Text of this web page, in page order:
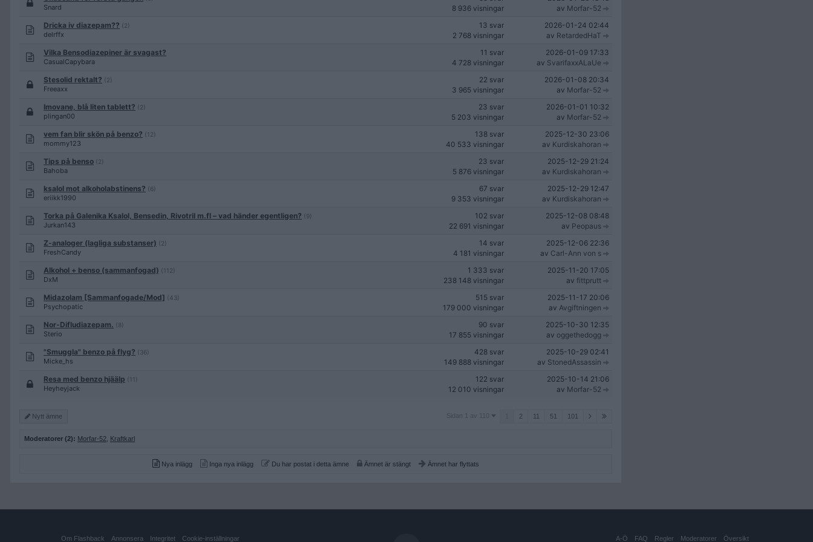
Snard
8 936 visningar
av Morfar-52
Dricka iv diazepam?? (2)
delrffx
13 svar
2 768 visningar
2026-01-24 02:44
av RetardedHaT
Vilka Bensodiazepiner är svagast?
CasualCapybara
11 svar
4 728 visningar
2026-01-09 17:33
av SvarifaxxALaUe
Stesolid rektalt? (2)
Freeaxx
22 svar
3 965 visningar
2026-01-08 20:34
av Morfar-52
Imovane, blå liten tablett? (2)
plingan00
23 svar
5 203 visningar
2026-01-01 10:32
av Morfar-52
vem fan blir skön på benzo? (12)
mommy123
138 svar
40 533 visningar
2025-12-30 23:06
av Kurdiskahoran
Tips på benso (2)
Bahoba
23 svar
5 876 visningar
2025-12-29 21:24
av Kurdiskahoran
ksalol mot alkoholabstinens? (6)
eriikk1990
67 svar
9 353 visningar
2025-12-29 12:47
av Kurdiskahoran
Torka på Galenika Ksalol, Bensedin, Rivotril m.fl – vad händer egentligen? (9)
Jurkan143
102 svar
22 691 visningar
2025-12-08 08:48
av Peopaus
Z-analoger (lagliga substanser) (2)
FreshCandy
14 svar
4 181 visningar
2025-12-06 22:36
av Carl-Ann von s
Alkohol + benso (sammanfogad) (112)
DxM
1 333 svar
238 148 visningar
2025-11-20 17:05
av fittprutt
Midazolam [Sammanfogade/Mod] (43)
Psychopatic
515 svar
179 000 visningar
2025-11-17 20:06
av Avgiftningen
Nor-Difludiazepam. (8)
Sterio
90 svar
17 855 visningar
2025-10-30 12:35
av oggethedogg
"Smuggla" benzo på flyg? (36)
Micke_hs
428 svar
149 888 visningar
2025-10-29 02:41
av StonedAssassin
Resa med benzo hjäälp (11)
Heyheyjack
122 svar
12 010 visningar
2025-10-14 21:06
av Morfar-52
Nytt ämne
Sidan
Sidan 1 av 110 2 11 51 101
Moderatorer (2): Morfar-52 Kraftkarl
Nya inlägg Inga nya inlägg Du har postat i detta ämne Ämnet är stängt Ämnet har flyttats
Om Flashback Annonsera Integritet Cookie-inställningar A-Ö FAQ Regler Moderatorer Översikt